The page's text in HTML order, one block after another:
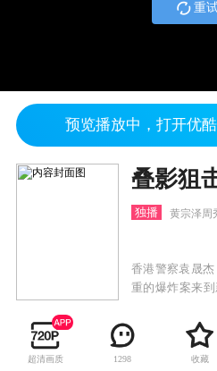
重
预览播放中，打开优
叠影狙
独播 黄宗泽周
香港警察袁晟
重的爆炸案来
队队长魏晓晨（
人口贩卖集团
竟然是离散多
超清画质 1298 收藏